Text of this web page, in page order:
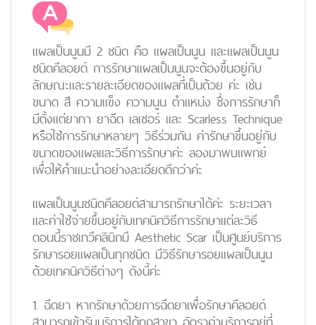
แผลเป็นนูนมี 2 ชนิด คือ แผลเป็นนูน และแผลเป็นนูน
ชนิดคีลอยด์ การรักษาแผลเป็นนูนจะต้องขึ้นอยู่กับ
ลักษณะและรายละเอียดของแผลที่เป็นด้วย ค่ะ เช่น
ขนาด สี ความแข็ง ความนูน ตำแหน่ง ซึ่งการรักษาก็
มีตั้งแต่ยาทา ยาฉีด เลเซอร์ และ Scarless Technique
หรือใช้การรักษาหลายๆ วิธีร่วมกัน ค่ารักษาขึ้นอยู่กับ
ขนาดของแผลและวิธีการรักษาค่ะ ลองมาพบแพทย์
เพื่อให้คำแนะนำอย่างละเอียดดีกว่าค่ะ
แผลเป็นนูนชนิดคีลอยด์สามารถรักษาได้ค่ะ ระยะเวลา
และค่าใช้จ่ายขึ้นอยู่กับเทคนิควิธีการรักษาแต่ละวิธี
ตอนนี้ราชเทวีคลินิกมี Aesthetic Scar เป็นศูนย์บริการ
รักษารอยแผลเป็นทุกชนิด มีวิธีรักษารอยแผลเป็นนูน
ด้วยเทคนิควิธีต่างๆ ดังนี้ค่ะ
1. ฉีดยา หากรักษาด้วยการฉีดยาเพื่อรักษาคีลอยด์